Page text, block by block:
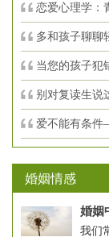
恋爱心理学：
多和孩子聊聊
当您的孩子犯
别对复读生说
爱不能有条
婚姻情感
婚姻
我们